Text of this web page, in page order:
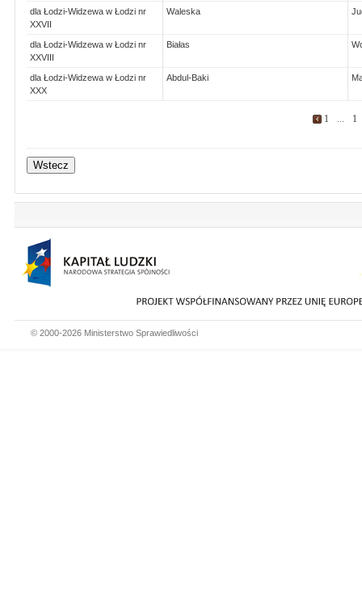
dla Łodzi-Widzewa w Łodzi nr
XXVII
Waleska
dla Łodzi-Widzewa w Łodzi nr
XXVIII
Białas
dla Łodzi-Widzewa w Łodzi nr
XXX
Abdul-Baki
1 ... 1
© 2000-2026 Ministerstwo Sprawiedliwości